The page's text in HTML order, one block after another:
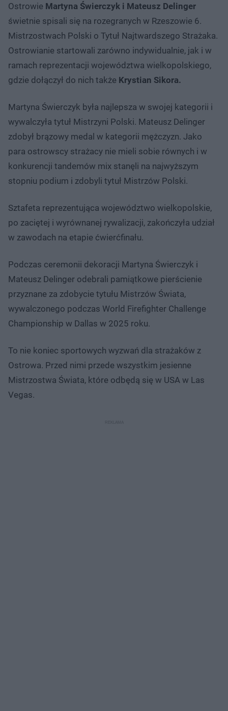
Ostrowie Martyna Świerczyk i Mateusz Delinger
świetnie spisali się na rozegranych w Rzeszowie 6.
Mistrzostwach Polski o Tytuł Najtwardszego Strażaka.
Ostrowianie startowali zarówno indywidualnie, jak i w
ramach reprezentacji województwa wielkopolskiego,
gdzie dołączył do nich także Krystian Sikora.
Martyna Świerczyk była najlepsza w swojej kategorii i
wywalczyła tytuł Mistrzyni Polski. Mateusz Delinger
zdobył brązowy medal w kategorii mężczyzn. Jako
para ostrowscy strażacy nie mieli sobie równych i w
konkurencji tandemów mix stanęli na najwyższym
stopniu podium i zdobyli tytuł Mistrzów Polski.
Sztafeta reprezentująca województwo wielkopolskie,
po zaciętej i wyrównanej rywalizacji, zakończyła udział
w zawodach na etapie ćwierćfinału.
Podczas ceremonii dekoracji Martyna Świerczyk i
Mateusz Delinger odebrali pamiątkowe pierścienie
przyznane za zdobycie tytułu Mistrzów Świata,
wywalczonego podczas World Firefighter Challenge
Championship w Dallas w 2025 roku.
To nie koniec sportowych wyzwań dla strażaków z
Ostrowa. Przed nimi przede wszystkim jesienne
Mistrzostwa Świata, które odbędą się w USA w Las
Vegas.